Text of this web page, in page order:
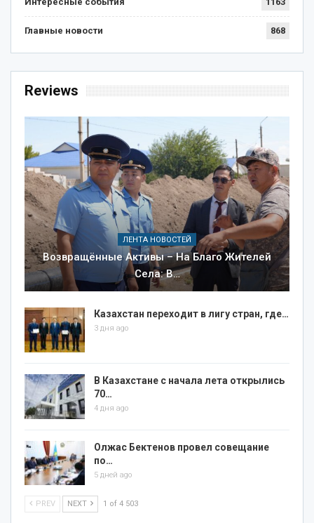
Главные новости 868
Reviews
ЛЕНТА НОВОСТЕЙ
Возвращённые Активы – На Благо Жителей
Села: В…
Казахстан переходит в лигу стран, где…
3 дня ago
В Казахстане с начала лета открылись
70…
4 дня ago
Олжас Бектенов провел совещание
по…
5 дней ago
PREV NEXT 1 of 4 503